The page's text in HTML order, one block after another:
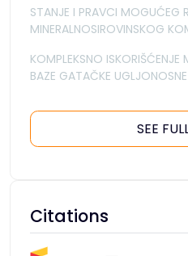
STANJE I PRAVCI MOGUĆEG
MINERALNOSIROVINSKOG
KOMPLEKSNO ISKORIŠĆENJE
BAZE GATAČKE
SEE
Citations